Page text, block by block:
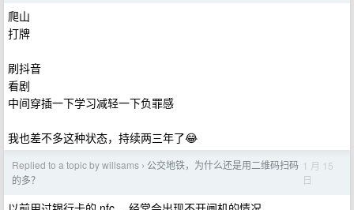
爬山
打牌
刷抖音
看剧
中间穿插一下学习减轻一下负罪感
我也差不多这种状态，持续两三年了😂
Replied to a topic by willsams › 公交地铁，为什么还是用二维码扫码
的多？
1 月 15
日